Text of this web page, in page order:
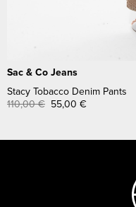
Sac & Co Jeans
Stacy Tobacco Denim Pants
110,00€ 55,00 €